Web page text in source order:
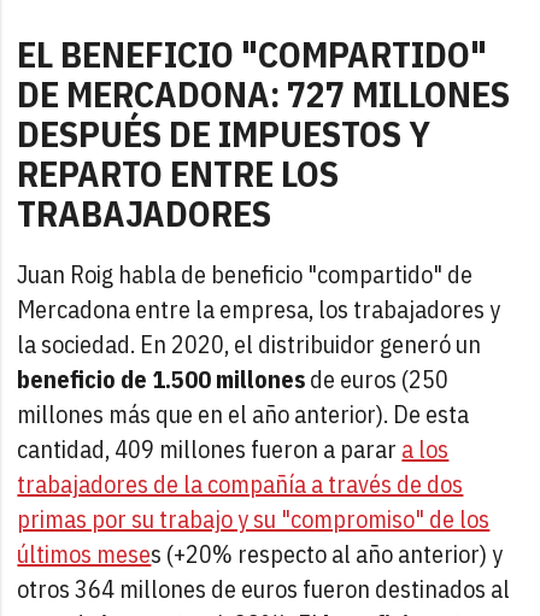
EL BENEFICIO "COMPARTIDO"
DE MERCADONA: 727 MILLONES
DESPUÉS DE IMPUESTOS Y
REPARTO ENTRE LOS
TRABAJADORES
Juan Roig habla de beneficio "compartido" de
Mercadona entre la empresa, los trabajadores y
la sociedad. En 2020, el distribuidor generó un
beneficio de 1.500 millonesde euros (250
millones más que en el año anterior). De esta
cantidad, 409 millones fueron a parar a los
trabajadores de la compañía a través de dos
primas por su trabajo y su "compromiso" de los
últimos meses (+20% respecto al año anterior) y
otros 364 millones de euros fueron destinados al